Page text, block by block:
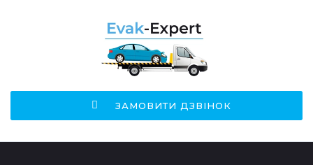
ЗАМОВИТИ ДЗВІНОК
ПОШУК НА САЙТІ